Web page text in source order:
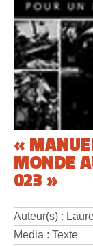
«
MONDE
023 »
Auteur(s) :
Media : Texte